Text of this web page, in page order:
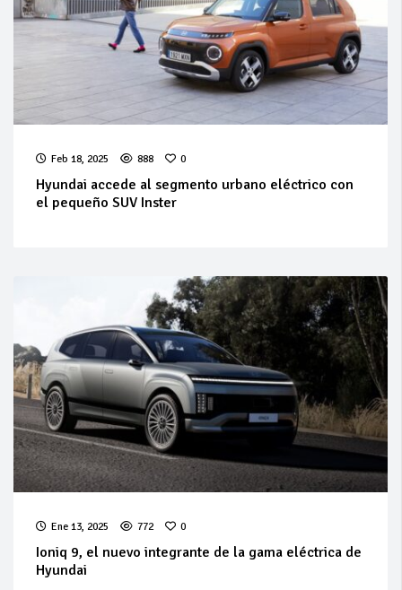
Feb 18, 2025 888 0
Hyundai accede al segmento urbano eléctrico con
el pequeño SUV Inster
Ene 13, 2025 772 0
Ioniq 9, el nuevo integrante de la gama eléctrica de
Hyundai